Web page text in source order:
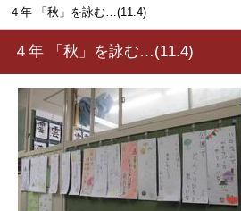
４年 「秋」を詠む…(11.4)
４年 「秋」を詠む…(11.4)